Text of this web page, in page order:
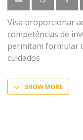
Visa proporcionar
competências de
permitam formular
cuidados
SHOW MORE